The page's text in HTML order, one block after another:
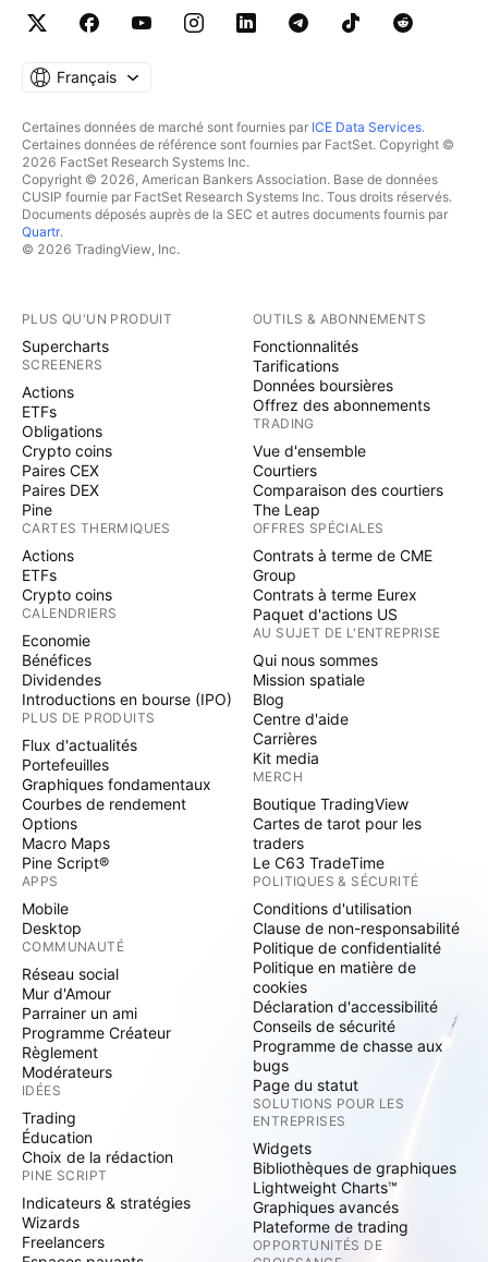
Français
Certaines données de marché sont fournies par ICE Data Services.
Certaines données de référence sont fournies par FactSet. Copyright ©
2026 FactSet Research Systems Inc.
Copyright © 2026, American Bankers Association. Base de données
CUSIP fournie par FactSet Research Systems Inc. Tous droits réservés.
Documents déposés auprès de la SEC et autres documents fournis par
Quartr.
© 2026 TradingView, Inc.
PLUS QU'UN PRODUIT
Supercharts
SCREENERS
Actions
ETFs
Obligations
Crypto coins
Paires CEX
Paires DEX
Pine
CARTES THERMIQUES
Actions
ETFs
Crypto coins
CALENDRIERS
Economie
Bénéfices
Dividendes
Introductions en bourse (IPO)
PLUS DE PRODUITS
Flux d'actualités
Portefeuilles
Graphiques fondamentaux
Courbes de rendement
Options
Macro Maps
Pine Script®
APPS
Mobile
Desktop
COMMUNAUTÉ
Réseau social
Mur d'Amour
Parrainer un ami
Programme Créateur
Règlement
Modérateurs
IDÉES
Trading
Éducation
Choix de la rédaction
PINE SCRIPT
Indicateurs & stratégies
Wizards
Freelancers
OUTILS & ABONNEMENTS
Fonctionnalités
Tarifications
Données boursières
Offrez des abonnements
TRADING
Vue d'ensemble
Courtiers
Comparaison des courtiers
The Leap
OFFRES SPÉCIALES
Contrats à terme de CME
Group
Contrats à terme Eurex
Paquet d'actions US
AU SUJET DE L'ENTREPRISE
Qui nous sommes
Mission spatiale
Blog
Centre d'aide
Carrières
Kit media
MERCH
Boutique TradingView
Cartes de tarot pour les
traders
Le C63 TradeTime
POLITIQUES & SÉCURITÉ
Conditions d'utilisation
Clause de non-responsabilité
Politique de confidentialité
Politique en matière de
cookies
Déclaration d'accessibilité
Conseils de sécurité
Programme de chasse aux
bugs
Page du statut
SOLUTIONS POUR LES
ENTREPRISES
Widgets
Bibliothèques de graphiques
Lightweight Charts™
Graphiques avancés
Plateforme de trading
OPPORTUNITÉS DE